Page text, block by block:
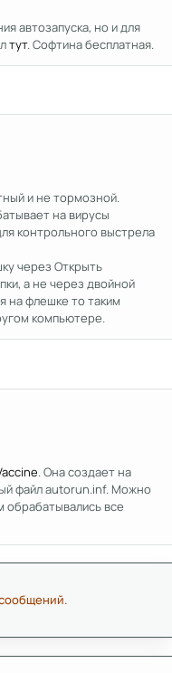
автозапуска, но и для
тут. Софтина бесплатная.
и не тормозной.
на вирусы
контрольного выстрела
через Открыть
а не через двойной
на флешке то таким
компьютере.
. Она создает на
файл autorun.inf. Можно
обрабатывались все